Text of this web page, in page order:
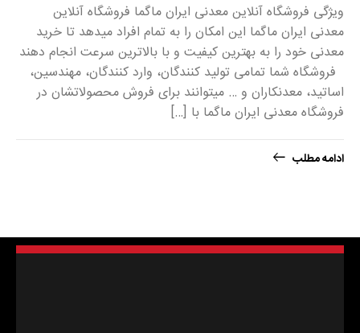
ویژگی فروشگاه آنلاین معدنی ایران ماگما فروشگاه آنلاین
معدنی ایران ماگما این امکان را به تمام افراد میدهد تا خرید
معدنی خود را به بهترین کیفیت و با بالاترین سرعت انجام دهند
فروشگاه شما تمامی تولید کنندگان، وارد کنندگان، مهندسین،
اساتید، معدنکاران و … میتوانند برای فروش محصولاتشان در
فروشگاه معدنی ایران ماگما با […]
ادامه مطلب